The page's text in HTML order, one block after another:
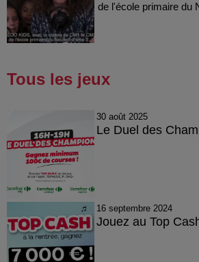
de l'école primaire du
Tous les jeux
30 août 2025
Le Duel des
16 septembre 2024
Jouez au Top